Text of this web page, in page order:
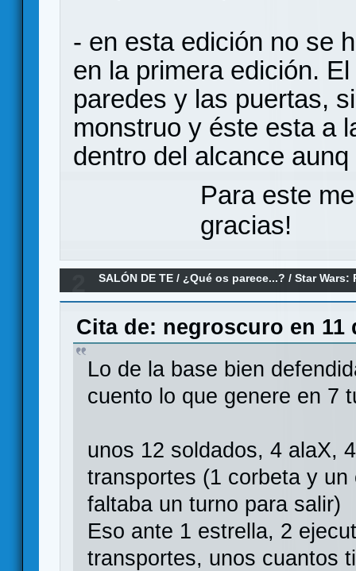
- en esta edición no se
en la primera edición.
paredes y las puertas,
monstruo y éste esta a
dentro del alcance
Para este
gracias!
SALÓN DE TE /¿Qué os parece...? /Star Wars:
Cita de: negroscuro en 11
Lo de la base bien
cuento lo que genere en 7
unos 12 soldados, 4 alaX,
transportes (1 corbeta y
faltaba un turno para salir)
Eso ante 1 estrella, 2
transportes, unos cuantos